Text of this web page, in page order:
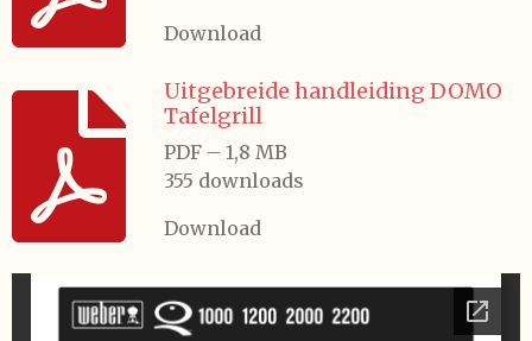
Download
Uitgebreide handleiding DOMO
Tafelgrill
PDF – 1,8 MB
355 downloads
Download